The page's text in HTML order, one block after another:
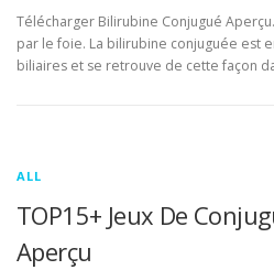
Télécharger Bilirubine Conjugué
par le foie. La bilirubine conjuguée est
biliaires et se retrouve de cette façon
ALL
TOP15+ Jeux De
Aperçu